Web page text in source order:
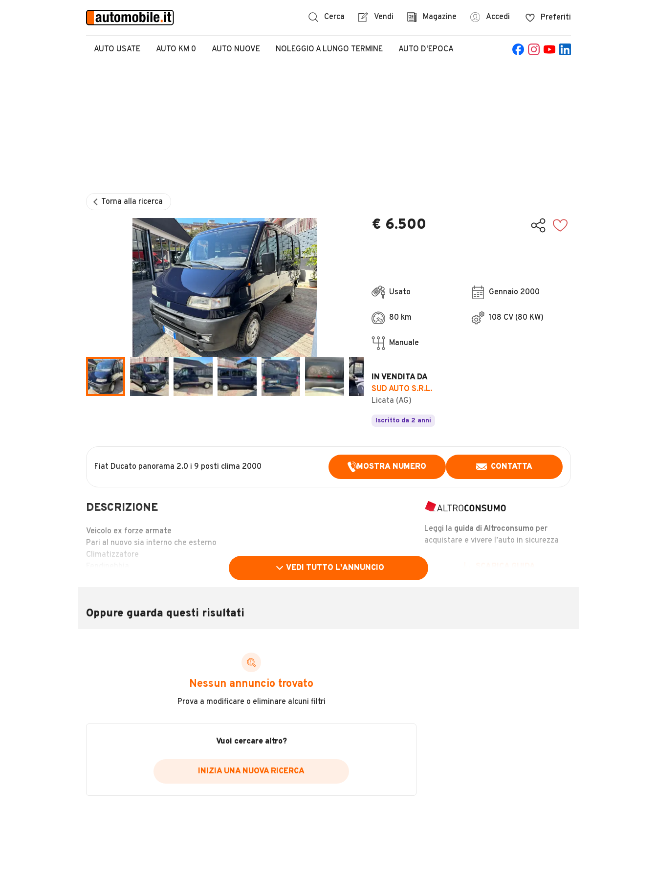
Cerca Vendi Magazine Accedi Preferiti
AUTO USATE AUTO KM 0 AUTO NUOVE NOLEGGIO A LUNGO TERMINE AUTO D'EPOCA
Torna alla ricerca
€ 6.500
Usato Gennaio 2000
80 km 108 CV (80 KW)
Manuale
IN VENDITA DA
SUD AUTO S.R.L.
Licata (AG)
Iscritto da 2 anni
Fiat Ducato panorama 2.0 i 9 posti clima 2000 MOSTRA NUMERO CONTATTA
DESCRIZIONE
Veicolo ex forze armate
Pari al nuovo sia interno che esterno
Climatizzatore
InfoMOSTRA NUMERO
Immatricolazione
2000
80 80 kW (108 CV)
Altri autobus e pullman
VEDI TUTTI
Leggi la guida di Altroconsumo per
acquistare e vivere l’auto in sicurezza
VEDI TUTTO L'ANNUNCIO
Oppure guarda questi risultati
Nessun annuncio trovato
Prova a modificare o eliminare alcuni filtri
Vuoi cercare altro?
INIZIA UNA NUOVA RICERCA